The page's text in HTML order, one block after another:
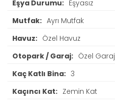
Eşya Durumu: Eşyasız
Mutfak: Ayrı Mutfak
Havuz: Özel Havuz
Otopark / Garaj: Özel Garaj
Kaç Katlı Bina: 3
Kaçıncı Kat: Zemin Kat